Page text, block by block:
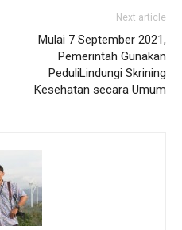
Next article
Mulai 7 September 2021,
Pemerintah Gunakan
PeduliLindungi Skrining
Kesehatan secara Umum